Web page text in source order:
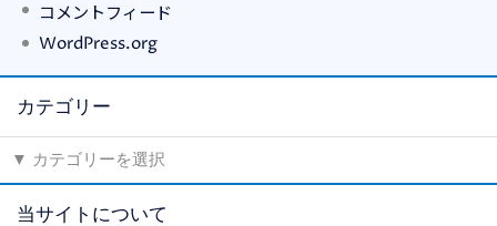
コメントフィード
WordPress.org
カテゴリー
当サイトについて